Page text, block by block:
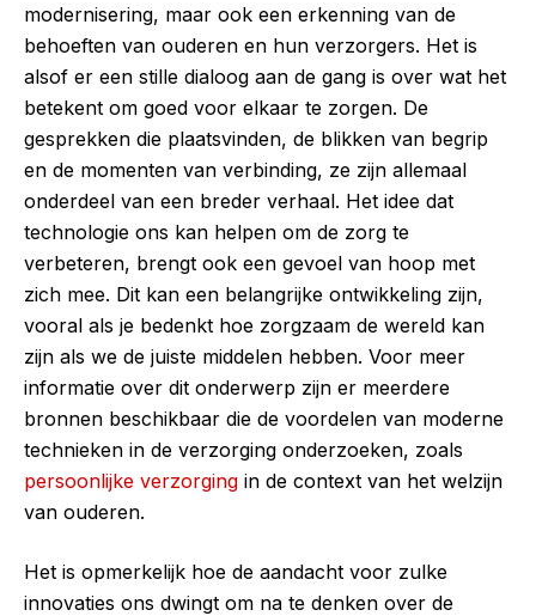
modernisering, maar ook een erkenning van de
behoeften van ouderen en hun verzorgers. Het is
alsof er een stille dialoog aan de gang is over wat het
betekent om goed voor elkaar te zorgen. De
gesprekken die plaatsvinden, de blikken van begrip
en de momenten van verbinding, ze zijn allemaal
onderdeel van een breder verhaal. Het idee dat
technologie ons kan helpen om de zorg te
verbeteren, brengt ook een gevoel van hoop met
zich mee. Dit kan een belangrijke ontwikkeling zijn,
vooral als je bedenkt hoe zorgzaam de wereld kan
zijn als we de juiste middelen hebben. Voor meer
informatie over dit onderwerp zijn er meerdere
bronnen beschikbaar die de voordelen van moderne
technieken in de verzorging onderzoeken, zoals
persoonlijke verzorging in de context van het welzijn
van ouderen.
Het is opmerkelijk hoe de aandacht voor zulke
innovaties ons dwingt om na te denken over de